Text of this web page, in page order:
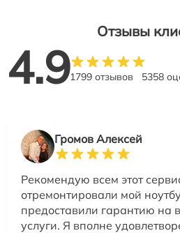
Отзывы
4.91799 отзывов 5358
Громов Алексей
Рекомендую всем этот
отремонтировали мой
предоставили гарантию на
услуги. Я вполне